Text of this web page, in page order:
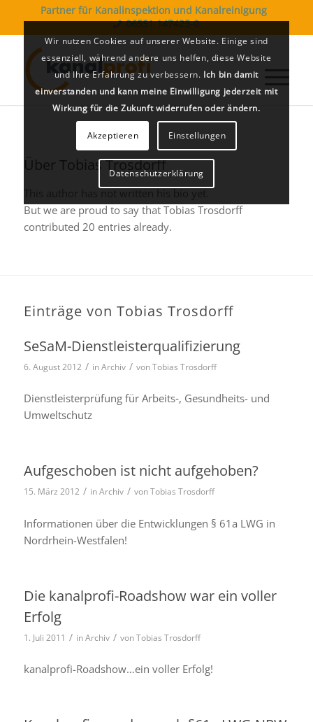
Partner für Kanalinspektion und Kanalreinigung
06551 147425-0
Über Tobias Trosdorff
This author has not written his bio yet.
But we are proud to say that Tobias Trosdorff
contributed 20 entries already.
Einträge von Tobias Trosdorff
SeSaM-Dienstleisterqualifizierung
6. August 2012 / inArchiv / vonTobias Trosdorff
Dienstleisterprüfung für Arbeits‑, Gesundheits- und
Umweltschutz
Aufgeschoben ist nicht aufgehoben?
15. März 2012 / inArchiv / vonTobias Trosdorff
Informationen über die Entwicklungen § 61a LWG in
Nordrhein-Westfalen!
Die kanalprofi-Roadshow war ein voller
Erfolg
1. Juli 2011 / inArchiv / vonTobias Trosdorff
kanalprofi-Roadshow…ein voller Erfolg!
Wir nutzen Cookies auf unserer Website. Einige sind
essenziell, während andere uns helfen, diese Website
und Ihre Erfahrung zu verbessern. Ich bin damit
einverstanden und kann meine Einwilligung jederzeit mit
Wirkung für die Zukunft widerrufen oder ändern.
Akzeptieren Einstellungen
Datenschutzerklärung